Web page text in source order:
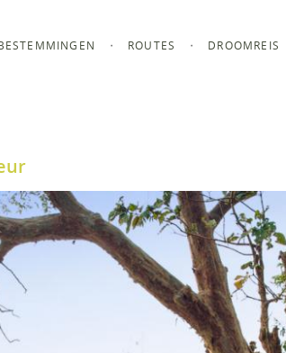
ROUTES DROOMREIS